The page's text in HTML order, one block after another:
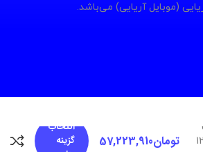
(موبایل آریایی) می‌باشد.
تومان57,223,910
انتخاب
گزینه